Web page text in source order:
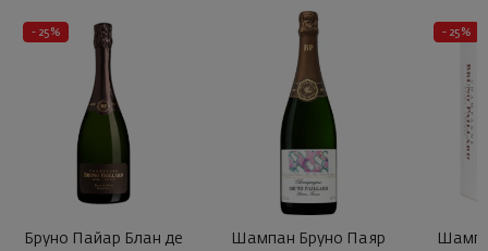
- 25%
Бруно Пайар Блан де
Шампан Бруно Паяр
- 25%